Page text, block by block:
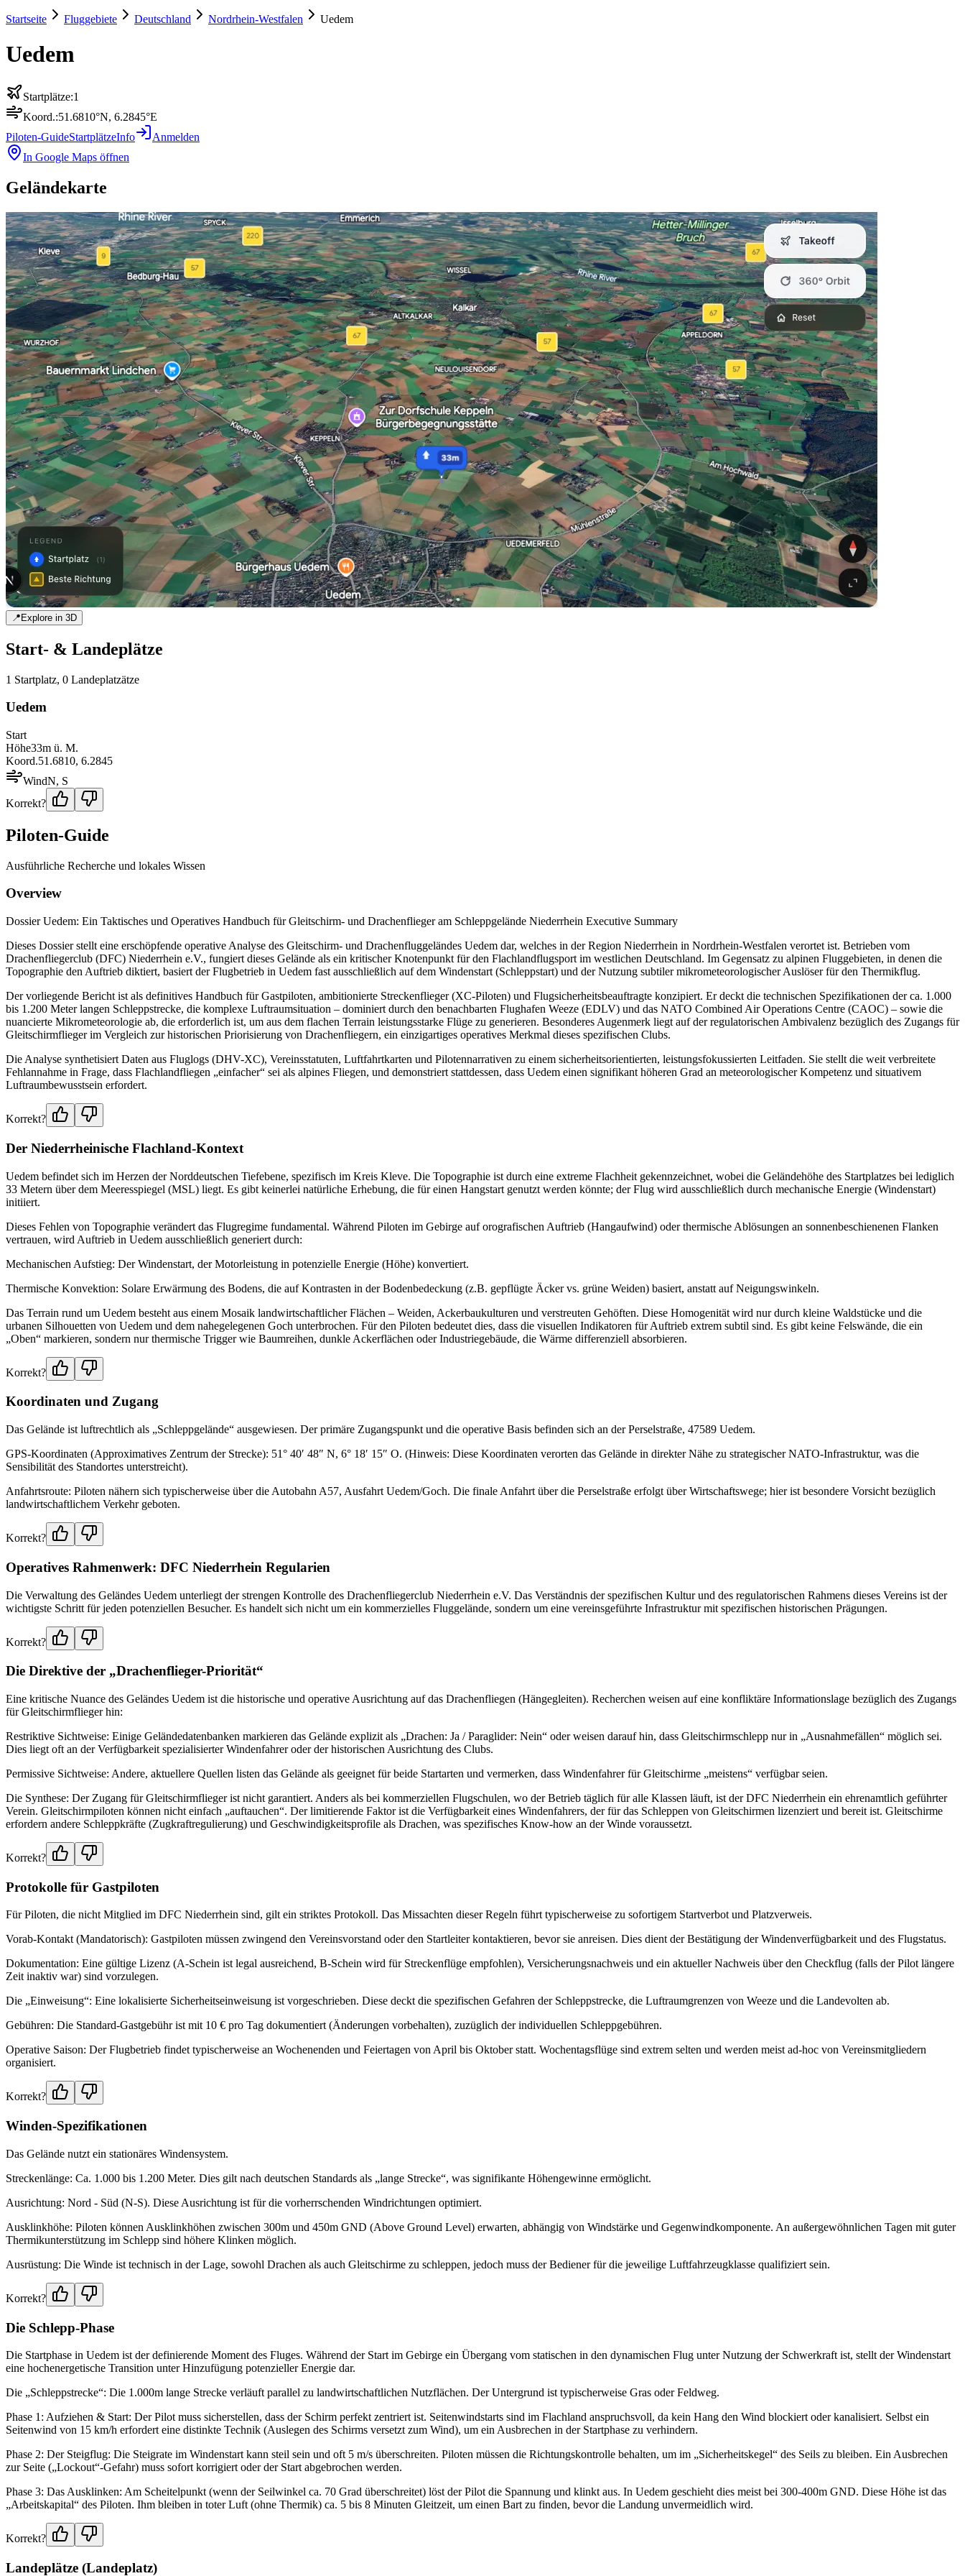
Startseite Fluggebiete Deutschland Nordrhein-Westfalen Uedem
Uedem
Startplätze:1
Koord.:51.6810°N, 6.2845°E
Piloten-GuideStartplätzeInfo
Anmelden
In Google Maps öffnen
Geländekarte
📍Explore in 3D
Start- & Landeplätze
1 Startplatz, 0 Landeplatzätze
Uedem
Start
Höhe33m ü. M.
Koord.51.6810, 6.2845
WindN, S
Korrekt?
Piloten-Guide
Ausführliche Recherche und lokales Wissen
Overview
Dossier Uedem: Ein Taktisches und Operatives Handbuch für Gleitschirm- und Drachenflieger am Schleppgelände Niederrhein Executive Summary
Dieses Dossier stellt eine erschöpfende operative Analyse des Gleitschirm- und Drachenfluggeländes Uedem dar, welches in der Region Niederrhein in Nordrhein-Westfalen verortet ist. Betrieben vom
Drachenfliegerclub (DFC) Niederrhein e.V., fungiert dieses Gelände als ein kritischer Knotenpunkt für den Flachlandflugsport im westlichen Deutschland. Im Gegensatz zu alpinen Fluggebieten, in denen die
Topographie den Auftrieb diktiert, basiert der Flugbetrieb in Uedem fast ausschließlich auf dem Windenstart (Schleppstart) und der Nutzung subtiler mikrometeorologischer Auslöser für den Thermikflug.
Der vorliegende Bericht ist als definitives Handbuch für Gastpiloten, ambitionierte Streckenflieger (XC-Piloten) und Flugsicherheitsbeauftragte konzipiert. Er deckt die technischen Spezifikationen der ca. 1.000
bis 1.200 Meter langen Schleppstrecke, die komplexe Luftraumsituation – dominiert durch den benachbarten Flughafen Weeze (EDLV) und das NATO Combined Air Operations Centre (CAOC) – sowie die
nuancierte Mikrometeorologie ab, die erforderlich ist, um aus dem flachen Terrain leistungsstarke Flüge zu generieren. Besonderes Augenmerk liegt auf der regulatorischen Ambivalenz bezüglich des Zugangs für
Gleitschirmflieger im Vergleich zur historischen Priorisierung von Drachenfliegern, ein einzigartiges operatives Merkmal dieses spezifischen Clubs.
Die Analyse synthetisiert Daten aus Fluglogs (DHV-XC), Vereinsstatuten, Luftfahrtkarten und Pilotennarrativen zu einem sicherheitsorientierten, leistungsfokussierten Leitfaden. Sie stellt die weit verbreitete
Fehlannahme in Frage, dass Flachlandfliegen „einfacher“ sei als alpines Fliegen, und demonstriert stattdessen, dass Uedem einen signifikant höheren Grad an meteorologischer Kompetenz und situativem
Luftraumbewusstsein erfordert.
Korrekt?
Der Niederrheinische Flachland-Kontext
Uedem befindet sich im Herzen der Norddeutschen Tiefebene, spezifisch im Kreis Kleve. Die Topographie ist durch eine extreme Flachheit gekennzeichnet, wobei die Geländehöhe des Startplatzes bei lediglich
33 Metern über dem Meeresspiegel (MSL) liegt. Es gibt keinerlei natürliche Erhebung, die für einen Hangstart genutzt werden könnte; der Flug wird ausschließlich durch mechanische Energie (Windenstart)
initiiert.
Dieses Fehlen von Topographie verändert das Flugregime fundamental. Während Piloten im Gebirge auf orografischen Auftrieb (Hangaufwind) oder thermische Ablösungen an sonnenbeschienenen Flanken
vertrauen, wird Auftrieb in Uedem ausschließlich generiert durch:
Mechanischen Aufstieg: Der Windenstart, der Motorleistung in potenzielle Energie (Höhe) konvertiert.
Thermische Konvektion: Solare Erwärmung des Bodens, die auf Kontrasten in der Bodenbedeckung (z.B. gepflügte Äcker vs. grüne Weiden) basiert, anstatt auf Neigungswinkeln.
Das Terrain rund um Uedem besteht aus einem Mosaik landwirtschaftlicher Flächen – Weiden, Ackerbaukulturen und verstreuten Gehöften. Diese Homogenität wird nur durch kleine Waldstücke und die
urbanen Silhouetten von Uedem und dem nahegelegenen Goch unterbrochen. Für den Piloten bedeutet dies, dass die visuellen Indikatoren für Auftrieb extrem subtil sind. Es gibt keine Felswände, die ein
„Oben“ markieren, sondern nur thermische Trigger wie Baumreihen, dunkle Ackerflächen oder Industriegebäude, die Wärme differenziell absorbieren.
Korrekt?
Koordinaten und Zugang
Das Gelände ist luftrechtlich als „Schleppgelände“ ausgewiesen. Der primäre Zugangspunkt und die operative Basis befinden sich an der Perselstraße, 47589 Uedem.
GPS-Koordinaten (Approximatives Zentrum der Strecke): 51° 40′ 48″ N, 6° 18′ 15″ O. (Hinweis: Diese Koordinaten verorten das Gelände in direkter Nähe zu strategischer NATO-Infrastruktur, was die
Sensibilität des Standortes unterstreicht).
Anfahrtsroute: Piloten nähern sich typischerweise über die Autobahn A57, Ausfahrt Uedem/Goch. Die finale Anfahrt über die Perselstraße erfolgt über Wirtschaftswege; hier ist besondere Vorsicht bezüglich
landwirtschaftlichem Verkehr geboten.
Korrekt?
Operatives Rahmenwerk: DFC Niederrhein Regularien
Die Verwaltung des Geländes Uedem unterliegt der strengen Kontrolle des Drachenfliegerclub Niederrhein e.V. Das Verständnis der spezifischen Kultur und des regulatorischen Rahmens dieses Vereins ist der
wichtigste Schritt für jeden potenziellen Besucher. Es handelt sich nicht um ein kommerzielles Fluggelände, sondern um eine vereinsgeführte Infrastruktur mit spezifischen historischen Prägungen.
Korrekt?
Die Direktive der „Drachenflieger-Priorität“
Eine kritische Nuance des Geländes Uedem ist die historische und operative Ausrichtung auf das Drachenfliegen (Hängegleiten). Recherchen weisen auf eine konfliktäre Informationslage bezüglich des Zugangs
für Gleitschirmflieger hin:
Restriktive Sichtweise: Einige Geländedatenbanken markieren das Gelände explizit als „Drachen: Ja / Paraglider: Nein“ oder weisen darauf hin, dass Gleitschirmschlepp nur in „Ausnahmefällen“ möglich sei.
Dies liegt oft an der Verfügbarkeit spezialisierter Windenfahrer oder der historischen Ausrichtung des Clubs.
Permissive Sichtweise: Andere, aktuellere Quellen listen das Gelände als geeignet für beide Startarten und vermerken, dass Windenfahrer für Gleitschirme „meistens“ verfügbar seien.
Die Synthese: Der Zugang für Gleitschirmflieger ist nicht garantiert. Anders als bei kommerziellen Flugschulen, wo der Betrieb täglich für alle Klassen läuft, ist der DFC Niederrhein ein ehrenamtlich geführter
Verein. Gleitschirmpiloten können nicht einfach „auftauchen“. Der limitierende Faktor ist die Verfügbarkeit eines Windenfahrers, der für das Schleppen von Gleitschirmen lizenziert und bereit ist. Gleitschirme
erfordern andere Schleppkräfte (Zugkraftregulierung) und Geschwindigkeitsprofile als Drachen, was spezifisches Know-how an der Winde voraussetzt.
Korrekt?
Protokolle für Gastpiloten
Für Piloten, die nicht Mitglied im DFC Niederrhein sind, gilt ein striktes Protokoll. Das Missachten dieser Regeln führt typischerweise zu sofortigem Startverbot und Platzverweis.
Vorab-Kontakt (Mandatorisch): Gastpiloten müssen zwingend den Vereinsvorstand oder den Startleiter kontaktieren, bevor sie anreisen. Dies dient der Bestätigung der Windenverfügbarkeit und des Flugstatus.
Dokumentation: Eine gültige Lizenz (A-Schein ist legal ausreichend, B-Schein wird für Streckenflüge empfohlen), Versicherungsnachweis und ein aktueller Nachweis über den Checkflug (falls der Pilot längere
Zeit inaktiv war) sind vorzulegen.
Die „Einweisung“: Eine lokalisierte Sicherheitseinweisung ist vorgeschrieben. Diese deckt die spezifischen Gefahren der Schleppstrecke, die Luftraumgrenzen von Weeze und die Landevolten ab.
Gebühren: Die Standard-Gastgebühr ist mit 10 € pro Tag dokumentiert (Änderungen vorbehalten), zuzüglich der individuellen Schleppgebühren.
Operative Saison: Der Flugbetrieb findet typischerweise an Wochenenden und Feiertagen von April bis Oktober statt. Wochentagsflüge sind extrem selten und werden meist ad-hoc von Vereinsmitgliedern
organisiert.
Korrekt?
Winden-Spezifikationen
Das Gelände nutzt ein stationäres Windensystem.
Streckenlänge: Ca. 1.000 bis 1.200 Meter. Dies gilt nach deutschen Standards als „lange Strecke“, was signifikante Höhengewinne ermöglicht.
Ausrichtung: Nord - Süd (N-S). Diese Ausrichtung ist für die vorherrschenden Windrichtungen optimiert.
Ausklinkhöhe: Piloten können Ausklinkhöhen zwischen 300m und 450m GND (Above Ground Level) erwarten, abhängig von Windstärke und Gegenwindkomponente. An außergewöhnlichen Tagen mit guter
Thermikunterstützung im Schlepp sind höhere Klinken möglich.
Ausrüstung: Die Winde ist technisch in der Lage, sowohl Drachen als auch Gleitschirme zu schleppen, jedoch muss der Bediener für die jeweilige Luftfahrzeugklasse qualifiziert sein.
Korrekt?
Die Schlepp-Phase
Die Startphase in Uedem ist der definierende Moment des Fluges. Während der Start im Gebirge ein Übergang vom statischen in den dynamischen Flug unter Nutzung der Schwerkraft ist, stellt der Windenstart
eine hochenergetische Transition unter Hinzufügung potenzieller Energie dar.
Die „Schleppstrecke“: Die 1.000m lange Strecke verläuft parallel zu landwirtschaftlichen Nutzflächen. Der Untergrund ist typischerweise Gras oder Feldweg.
Phase 1: Aufziehen & Start: Der Pilot muss sicherstellen, dass der Schirm perfekt zentriert ist. Seitenwindstarts sind im Flachland anspruchsvoll, da kein Hang den Wind blockiert oder kanalisiert. Selbst ein
Seitenwind von 15 km/h erfordert eine distinkte Technik (Auslegen des Schirms versetzt zum Wind), um ein Ausbrechen in der Startphase zu verhindern.
Phase 2: Der Steigflug: Die Steigrate im Windenstart kann steil sein und oft 5 m/s überschreiten. Piloten müssen die Richtungskontrolle behalten, um im „Sicherheitskegel“ des Seils zu bleiben. Ein Ausbrechen
zur Seite („Lockout“-Gefahr) muss sofort korrigiert oder der Start abgebrochen werden.
Phase 3: Das Ausklinken: Am Scheitelpunkt (wenn der Seilwinkel ca. 70 Grad überschreitet) löst der Pilot die Spannung und klinkt aus. In Uedem geschieht dies meist bei 300-400m GND. Diese Höhe ist das
„Arbeitskapital“ des Piloten. Ihm bleiben in toter Luft (ohne Thermik) ca. 5 bis 8 Minuten Gleitzeit, um einen Bart zu finden, bevor die Landung unvermeidlich wird.
Korrekt?
Landeplätze (Landeplatz)